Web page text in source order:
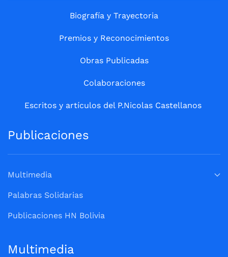
Biografía y Trayectoria
Premios y Reconocimientos
Obras Publicadas
Colaboraciones
Escritos y artículos del P.Nicolas Castellanos
Publicaciones
Multimedia
Palabras Solidarias
Publicaciones HN Bolivia
Multimedia